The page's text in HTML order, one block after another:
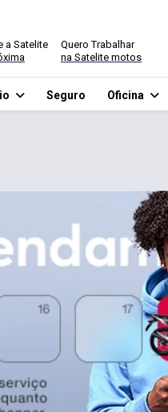
a Satelite
Quero Trabalhar
na Satelite motos
Seguro Oficina